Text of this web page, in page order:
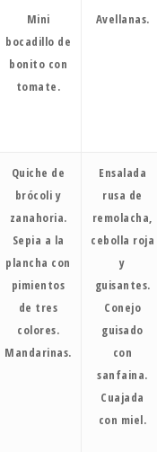
Mini
bocadillo de
bonito con
tomate.
Avellanas.
Quiche de
brócoli y
zanahoria.
Sepia a la
plancha con
pimientos
de tres
colores.
Mandarinas.
Ensalada
rusa de
remolacha,
cebolla roja
y
guisantes.
Conejo
guisado
con
sanfaina.
Cuajada
con miel.